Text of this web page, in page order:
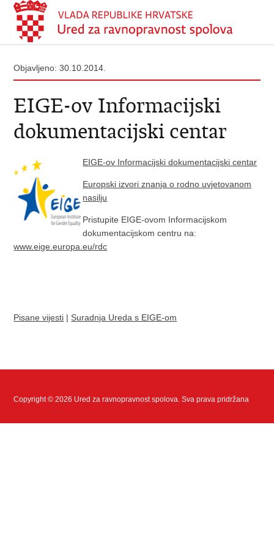
Objavljeno: 30.10.2014.
EIGE-ov Informacijski
dokumentacijski centar
EIGE-ov Informacijski dokumentacijski centar
Europski izvori znanja o rodno uvjetovanom
nasilju
Pristupite EIGE-ovom Informacijskom
dokumentacijskom centru na:
www.eige.europa.eu/rdc
Pisane vijesti | Suradnja Ureda s EIGE-om
Copyright © 2026 Ured za ravnopravnost spolova. Sva prava pridržana